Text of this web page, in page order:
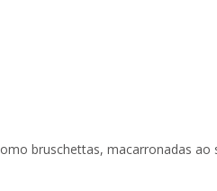
bruschettas, macarronadas ao